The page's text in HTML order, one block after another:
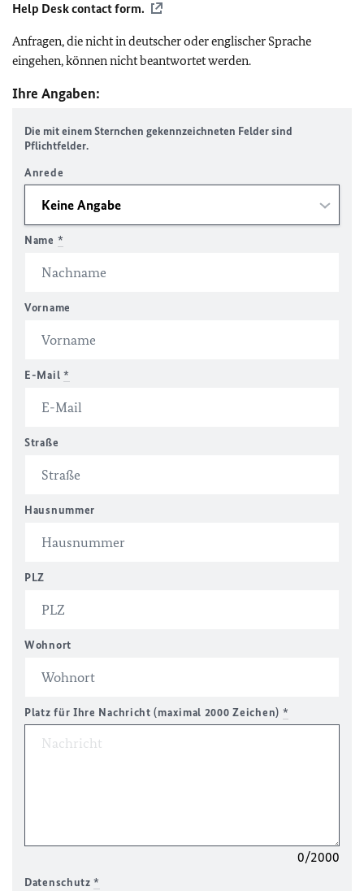
Help Desk contact form.
Anfragen, die nicht in deutscher oder englischer Sprache
eingehen, können nicht beantwortet werden.
Ihre Angaben:
Die mit einem Sternchen gekennzeichneten Felder sind
Pflichtfelder.
Anrede
Name *
Vorname
E-Mail *
Straße
Hausnummer
PLZ
Wohnort
Platz für Ihre Nachricht (maximal 2000 Zeichen) *
0/2000
Datenschutz*